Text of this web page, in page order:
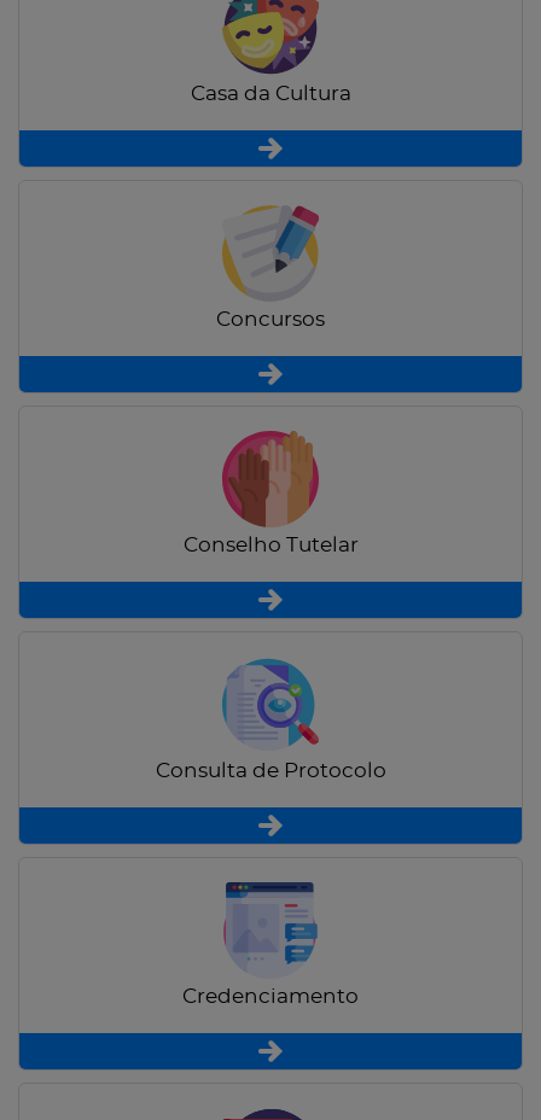
Casa da Cultura
Concursos
Conselho Tutelar
Consulta de Protocolo
Credenciamento